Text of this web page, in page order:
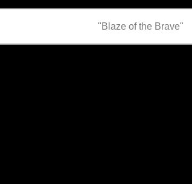
"Blaze of the Brave"